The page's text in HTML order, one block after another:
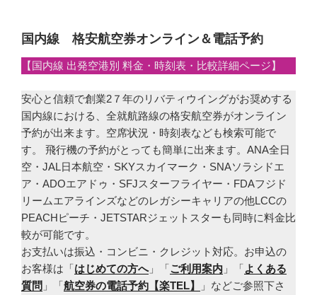
国内線 格安航空券オンライン＆電話予約
【国内線 出発空港別 料金・時刻表・比較詳細ページ】
安心と信頼で創業2７年のリバティウイングがお奨めする
国内線における、全就航路線の格安航空券がオンライン
予約が出来ます。空席状況・時刻表なども検索可能で
す。 飛行機の予約がとっても簡単に出来ます。ANA全日
空・JAL日本航空・SKYスカイマーク・SNAソラシドエ
ア・ADOエアドゥ・SFJスターフライヤー・FDAフジド
リームエアラインズなどのレガシーキャリアの他LCCの
PEACHピーチ・JETSTARジェットスターも同時に料金比
較が可能です。
お支払いは振込・コンビニ・クレジット対応。お申込の
お客様は「はじめての方へ」「ご利用案内 」「よくある
質問 」「航空券の電話予約【楽TEL】
」などご参照下さ